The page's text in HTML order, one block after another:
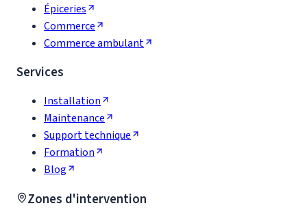
Épiceries
Commerce
Commerce ambulant
Services
Installation
Maintenance
Support technique
Formation
Blog
Zones d'intervention